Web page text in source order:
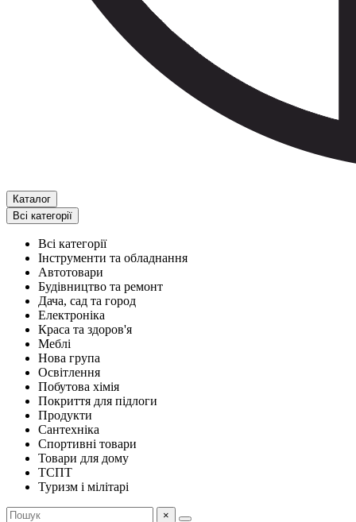
Каталог
Всі категорії
Всі категорії
Інструменти та обладнання
Автотовари
Будівництво та ремонт
Дача, сад та город
Електроніка
Краса та здоров'я
Меблі
Нова група
Освітлення
Побутова хімія
Покриття для підлоги
Продукти
Сантехніка
Спортивні товари
Товари для дому
ТСПТ
Туризм і мілітарі
×